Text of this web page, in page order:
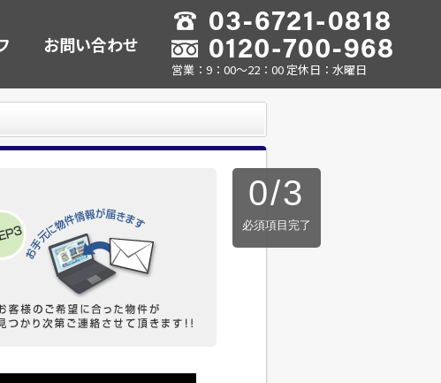
お問い合わせ
営業：9：00～22：00 定休日：水曜日
0/3
必須項目完了